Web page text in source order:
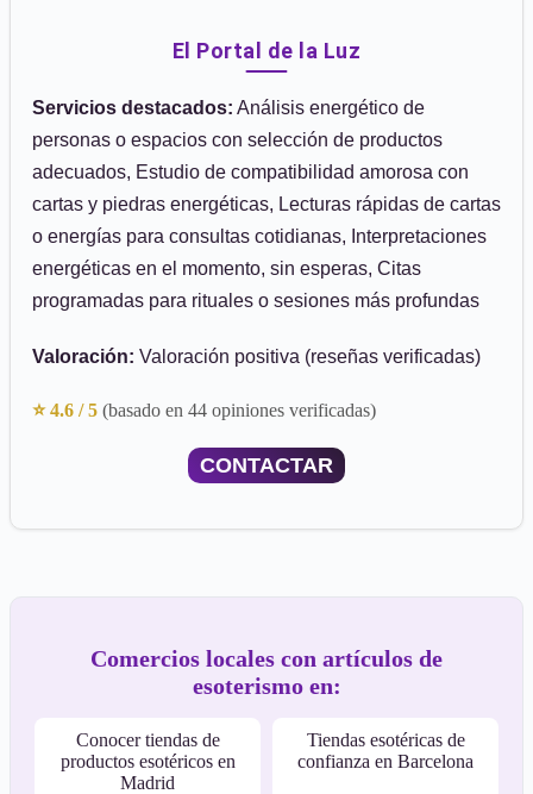
El Portal de la Luz
Servicios destacados: Análisis energético de
personas o espacios con selección de productos
adecuados, Estudio de compatibilidad amorosa con
cartas y piedras energéticas, Lecturas rápidas de cartas
o energías para consultas cotidianas, Interpretaciones
energéticas en el momento, sin esperas, Citas
programadas para rituales o sesiones más profundas
Valoración: Valoración positiva (reseñas verificadas)
⭐ 4.6 / 5 (basado en 44 opiniones verificadas)
CONTACTAR
Comercios locales con artículos de
esoterismo en:
Conocer tiendas de
productos esotéricos en
Madrid
Tiendas esotéricas de
confianza en Barcelona